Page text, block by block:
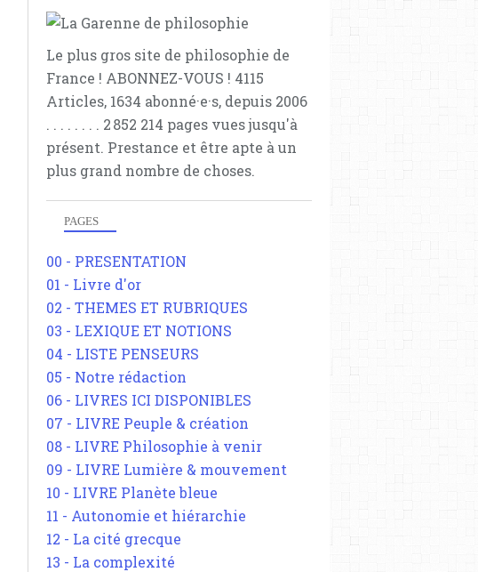
Le plus gros site de philosophie de
France ! ABONNEZ-VOUS ! 4115
Articles, 1634 abonné·e·s, depuis 2006
. . . . . . . . 2 852 214 pages vues jusqu'à
présent. Prestance et être apte à un
plus grand nombre de choses.
PAGES
00 - PRESENTATION
01 - Livre d'or
02 - THEMES ET RUBRIQUES
03 - LEXIQUE ET NOTIONS
04 - LISTE PENSEURS
05 - Notre rédaction
06 - LIVRES ICI DISPONIBLES
07 - LIVRE Peuple & création
08 - LIVRE Philosophie à venir
09 - LIVRE Lumière & mouvement
10 - LIVRE Planète bleue
11 - Autonomie et hiérarchie
12 - La cité grecque
13 - La complexité